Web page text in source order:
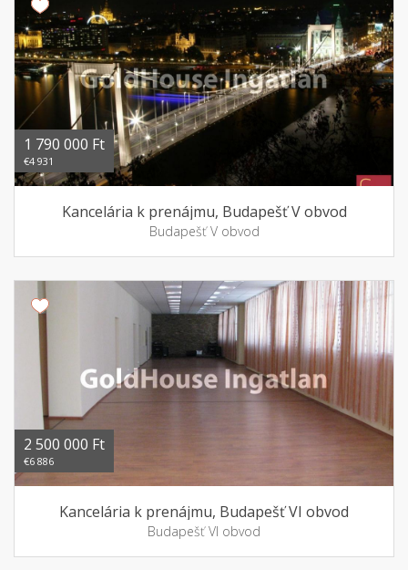
1 790 000 Ft
€4 931
Kancelária k prenájmu, Budapešť V obvod
Budapešť V obvod
2 500 000 Ft
€6 886
Kancelária k prenájmu, Budapešť VI obvod
Budapešť VI obvod